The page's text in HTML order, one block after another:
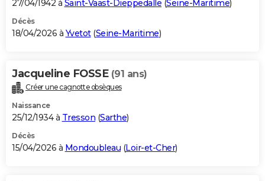
27/04/1942 à Saint-Vaast-Dieppedalle (Seine-Maritime)
Décès
18/04/2026 à Yvetot(Seine-Maritime)
Jacqueline FOSSE (91 ans)
Créer une cagnotte obsèques
Naissance
25/12/1934 à Tresson (Sarthe)
Décès
15/04/2026 à Mondoubleau (Loir-et-Cher)